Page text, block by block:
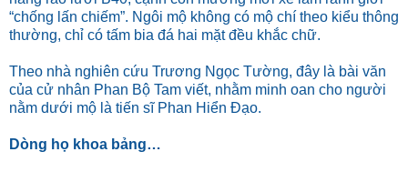
“chống lấn chiếm”. Ngôi mộ không có mộ chí theo kiểu thông
thường, chỉ có tấm bia đá hai mặt đều khắc chữ.
Theo nhà nghiên cứu Trương Ngọc Tường, đây là bài văn
của cử nhân Phan Bộ Tam viết, nhằm minh oan cho người
nằm dưới mộ là tiến sĩ Phan Hiển Đạo.
Dòng họ khoa bảng…